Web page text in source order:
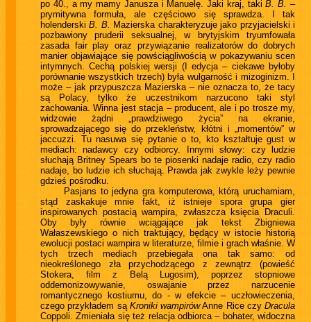
po 40., a my mamy Janusza i Manuelę. Jaki kraj, takiB. B. –
prymitywna formuła, ale częściowo się sprawdza. I tak
holenderskiB. B. Mazierska charakteryzuje jako przyjacielski i
pozbawiony pruderii seksualnej, w brytyjskim tryumfowała
zasada fair play oraz przywiązanie realizatorów do dobrych
manier objawiające się powściągliwością w pokazywaniu scen
intymnych. Cechą polskiej wersji (I edycja – ciekawe byłoby
porównanie wszystkich trzech) była wulgarność i mizoginizm. I
może – jak przypuszcza Mazierska – nie oznacza to, że tacy
są Polacy, tylko że uczestnikom narzucono taki styl
zachowania. Winna jest stacja – producent, ale i po trosze my,
widzowie żądni „prawdziwego życia” na ekranie,
sprowadzającego się do przekleństw, kłótni i „momentów” w
jaccuzzi. Tu nasuwa się pytanie o to, kto kształtuje gust w
mediach: nadawcy czy odbiorcy. Innymi słowy: czy ludzie
słuchają Britney Spears bo te piosenki nadaje radio, czy radio
nadaje, bo ludzie ich słuchają. Prawda jak zwykle leży pewnie
gdzieś pośrodku.
Pasjans to jedyna gra komputerowa, którą uruchamiam,
stąd zaskakuje mnie fakt, iż istnieje spora grupa gier
inspirowanych postacią wampira, zwłaszcza księcia Draculi.
Oby były równie wciągające jak tekst Zbigniewa
Wałaszewskiego o nich traktujący, będący w istocie historią
ewolucji postaci wampira w literaturze, filmie i grach właśnie. W
tych trzech mediach przebiegała ona tak samo: od
nieokreślonego zła przychodzącego z zewnątrz (powieść
Stokera, film z Belą Lugosim), poprzez stopniowe
oddemonizowywanie, oswajanie przez narzucenie
romantycznego kostiumu, do - w efekcie – uczłowieczenia,
czego przykładem są Kroniki wampirówAnne Rice czy Dracula
Coppoli. Zmieniała się też relacja odbiorca – bohater, widoczna